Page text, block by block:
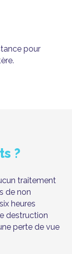
pour
?
traitement
de non
heures
destruction
perte de vue